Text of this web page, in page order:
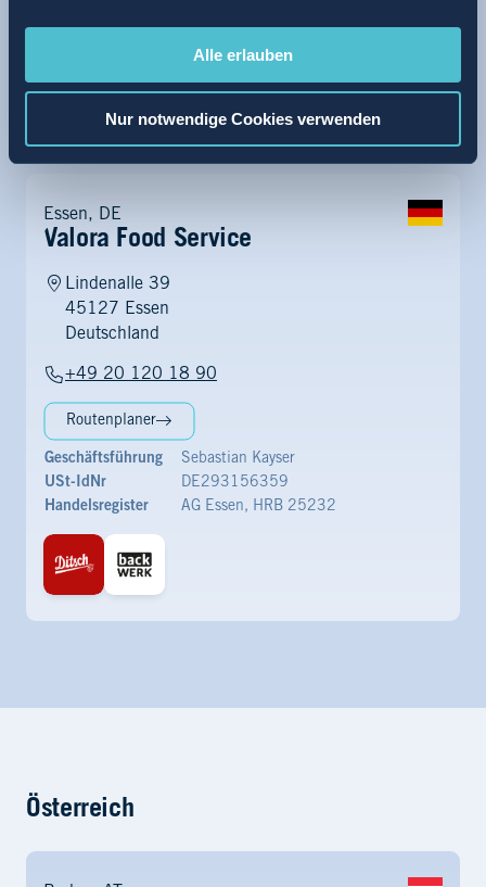
Alle erlauben
Nur notwendige Cookies verwenden
Essen, DE
Valora Food Service
Lindenalle 39
45127 Essen
Deutschland
+49 20 120 18 90
Routenplaner
Geschäftsführung
Sebastian Kayser
USt-IdNr
DE293156359
Handelsregister
AG Essen, HRB 25232
Österreich